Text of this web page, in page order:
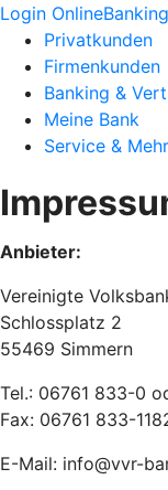
Login OnlineBanking
Privatkunden
Firmenkunden
Banking &
Meine Bank
Service &
Anbieter:
Vereinigte
Schlossplatz 2
55469 Simmern
Tel.: 06761 833-0
Fax: 06761 833-
E-Mail: info@vvr-